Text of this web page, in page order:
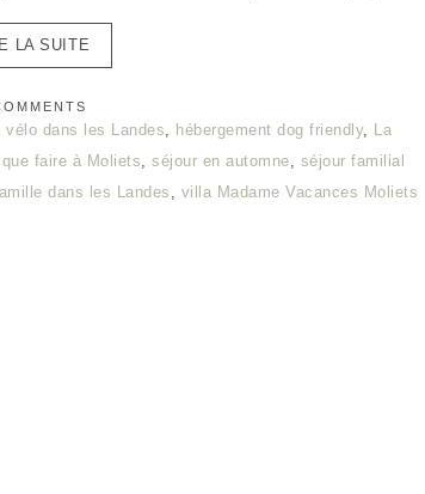
LA SUITE
vélo dans les Landes, hébergement dog friendly, La
que faire à Moliets,séjour en automne, séjour familial
dans les Landes , villa Madame Vacances Moliets